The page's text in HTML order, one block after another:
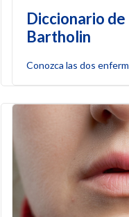
Diccionario de
Bartholin
Conozca las dos